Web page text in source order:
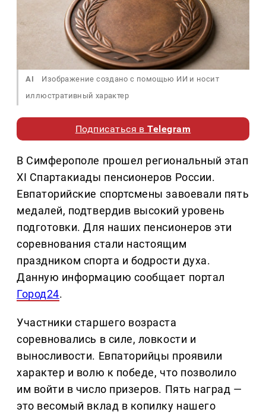
AI
Изображение создано с помощью ИИ и носит
иллюстративный характер
Подписаться вTelegram
В Симферополе прошел региональный этап
XI Спартакиады пенсионеров России.
Евпаторийские спортсмены завоевали пять
медалей, подтвердив высокий уровень
подготовки. Для наших пенсионеров эти
соревнования стали настоящим
праздником спорта и бодрости духа.
Данную информацию сообщает портал
Город24.
Участники старшего возраста
соревновались в силе, ловкости и
выносливости. Евпаторийцы проявили
характер и волю к победе, что позволило
им войти в число призеров. Пять наград —
это весомый вклад в копилку нашего